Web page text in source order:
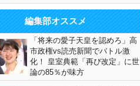
編集部オススメ
「将来の愛子天皇を認めろ」高
市政権vs読売新聞でバトル激
化！ 皇室典範「再び改定」に世
論の85％が味方